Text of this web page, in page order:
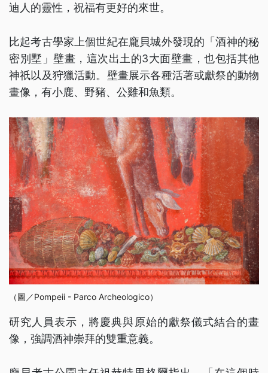
迪人的靈性，祝福有更好的來世。
比起考古學家上個世紀在龐貝城外發現的「酒神的秘
密別墅」壁畫，這次出土的3大面壁畫，也包括其他
神祇以及狩獵活動。壁畫展示各種活著或獻祭的動物
畫像，有小鹿、野豬、公雞和魚類。
（圖／Pompeii - Parco Archeologico）
研究人員表示，將慶典與原始的獻祭儀式結合的畫
像，強調酒神崇拜的雙重意義。